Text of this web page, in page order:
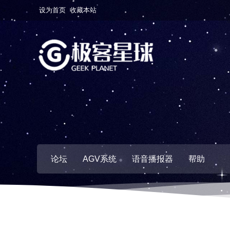
设为首页 收藏本站
论坛 AGV系统 语音播报器 帮助